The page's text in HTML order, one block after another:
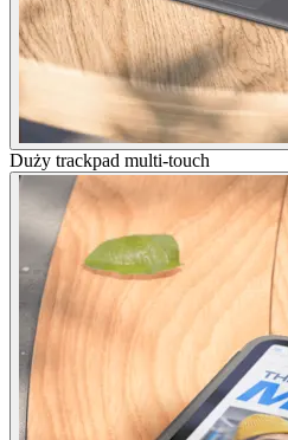
Duży trackpad multi-touch